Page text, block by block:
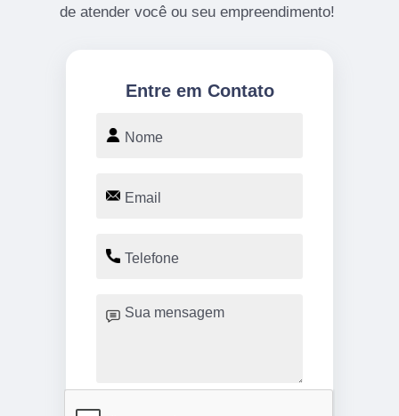
de atender você ou seu empreendimento!
Entre em Contato